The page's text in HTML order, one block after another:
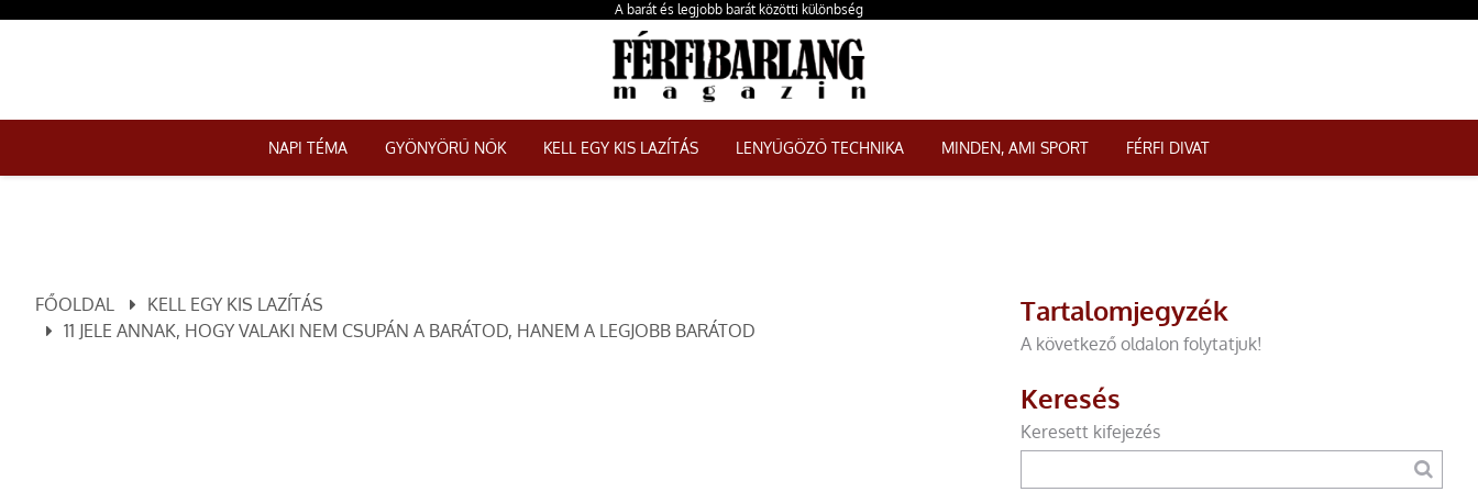
A barát és legjobb barát közötti különbség
NAPI TÉMA GYÖNYÖRŰ NŐK KELL EGY KIS LAZÍTÁS LENYŰGÖZŐ TECHNIKA MINDEN, AMI SPORT FÉRFI DIVAT
FŐOLDAL
KELL EGY KIS LAZÍTÁS
11 JELE ANNAK, HOGY VALAKI NEM CSUPÁN A BARÁTOD, HANEM A LEGJOBB BARÁTOD
Tartalomjegyzék
A következő oldalon folytatjuk!
Keresés
Keresett kifejezés